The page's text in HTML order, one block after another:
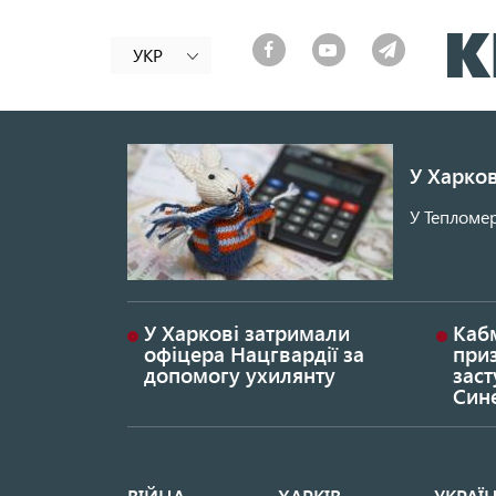
УКР
У
У
У Харкові затримали
офіцера Нацгвардії за
допомогу ухилянту